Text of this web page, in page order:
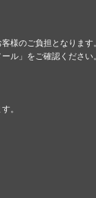
様のご負担となりま
ル」をご確認ください。
。